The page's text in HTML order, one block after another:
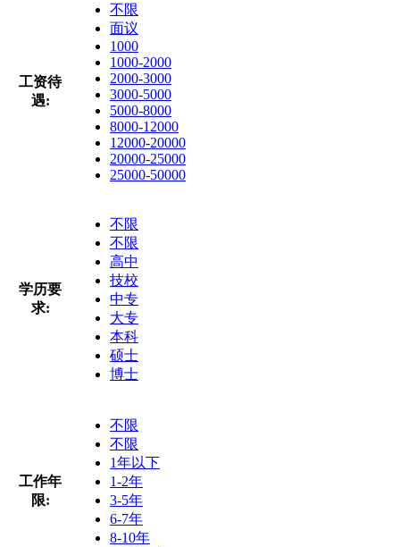
工资待
遇:
不限
面议
1000
1000-2000
2000-3000
3000-5000
5000-8000
8000-12000
12000-20000
20000-25000
25000-50000
学历要
求:
不限
不限
高中
技校
中专
大专
本科
硕士
博士
工作年
限:
不限
不限
1年以下
1-2年
3-5年
6-7年
8-10年